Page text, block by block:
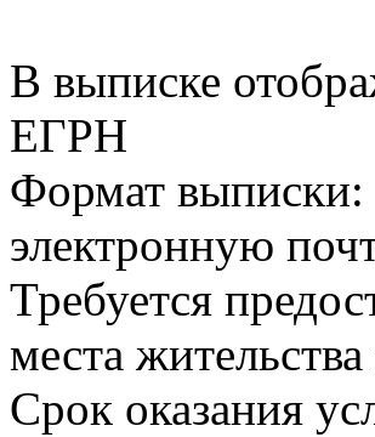
В выписке
ЕГРН
Формат выписки:
электронную
Требуется
места
Срок оказания